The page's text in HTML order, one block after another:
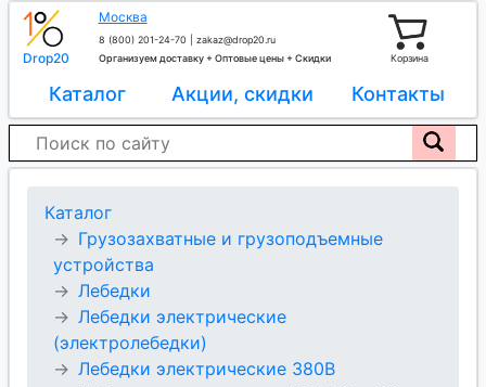
Drop20
Москва
8 (800) 201-24-70
zakaz@drop20.ru
Организуем доставку + Оптовые цены + Скидки
Корзина
Каталог Акции, скидки Контакты
Каталог
Грузозахватные и грузоподъемные
устройства
Лебедки
Лебедки электрические
(электролебедки)
Лебедки электрические 380В